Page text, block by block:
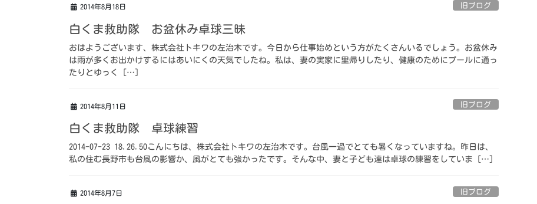
2014年8月18日 旧ブログ
白くま救助隊 お盆休み卓球三昧
おはようございます、株式会社トキワの左治木です。今日から仕事始めという方がたくさんいるでしょう。お盆休み
は雨が多くお出かけするにはあいにくの天気でしたね。私は、妻の実家に里帰りしたり、健康のためにプールに通っ
たりとゆっく […]
2014年8月11日 旧ブログ
白くま救助隊 卓球練習
2014-07-23 18.26.50こんにちは、株式会社トキワの左治木です。台風一過でとても暑くなっていますね。昨日は、
私の住む長野市も台風の影響か、風がとても強かったです。そんな中、妻と子ども達は卓球の練習をしていま […]
2014年8月7日 旧ブログ